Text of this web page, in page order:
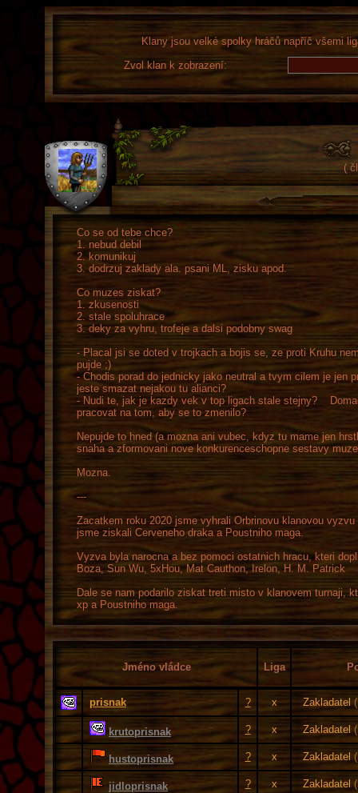
Klany jsou velké spolky hráčů napříč všemi
Zvol klan k zobrazení:
(
Co se od tebe chce?
1. nebud debil
2. komunikuj
3. dodrzuj zaklady ala. psani ML, zisku apod.
Co muzes ziskat?
1. zkusenosti
2. stale spoluhrace
3. deky za vyhru, trofeje a dalsi podobny swag
- Placal jsi se doted v trojkach a bojis se, ze proti Kruhu
pujde ;)
- Chodis porad do jednicky jako neutral a tvym cilem je
jeste smazat nejakou tu alianci?
- Nudi te, jak je kazdy vek v top ligach stale stejny?
pracovat na tom, aby se to zmenilo?
Nepujde to hned (a mozna ani vubec, kdyz tu mame jen
snaha a zformovani nove konkurenceschopne sestavy
Mozna.
---
Zacatkem roku 2020 jsme vyhrali Orbrinovu klanovou
jsme ziskali Cerveneho draka a Poustniho maga.
Vyzva byla narocna a bez pomoci ostatnich hracu, kteri
Boza, Sun Wu, 5xHou, Mat Cauthon, Irelon, H. M. Patrick
Dale se nam podarilo ziskat treti misto v klanovem turnaji,
xp a Poustniho maga.
Jméno vládce Liga
prisnak ? x Zakladatel
krutoprisnak ? x Zakladatel
hustoprisnak ? x Zakladatel
jidloprisnak ? x Zakladatel